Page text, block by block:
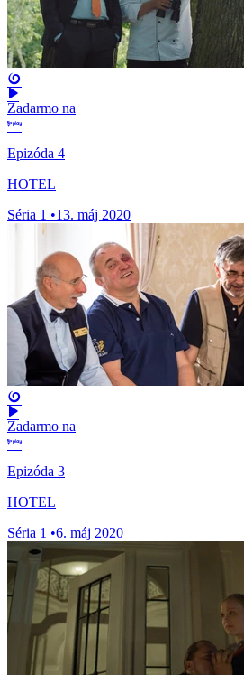
Zadarmo na
Epizóda 4
HOTEL
Séria 1 •13. máj 2020
Zadarmo na
Epizóda 3
HOTEL
Séria 1 •6. máj 2020